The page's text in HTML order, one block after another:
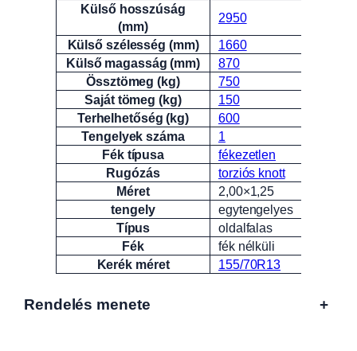
Külső hosszúság
(mm)
2950
Külső szélesség (mm)
1660
Külső magasság (mm)
870
Össztömeg (kg)
750
Saját tömeg (kg)
150
Terhelhetőség (kg)
600
Tengelyek száma
1
Fék típusa
fékezetlen
Rugózás
torziós knott
Méret
2,00×1,25
tengely
egytengelyes
Típus
oldalfalas
Fék
fék nélküli
Kerék méret
155/70R13
Rendelés menete +